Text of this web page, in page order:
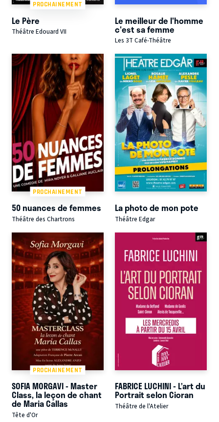
PROCHAINEMENT
Le Père
Théâtre Edouard VII
Le meilleur de l'homme
c'est sa femme
Les 3T Café-Théâtre
PROCHAINEMENT
50 nuances de femmes
Théâtre des Chartrons
La photo de mon pote
Théâtre Edgar
PROCHAINEMENT
SOFIA MORGAVI - Master
Class, la leçon de chant
de Maria Callas
Tête d'Or
FABRICE LUCHINI - L’art du
Portrait selon Cioran
Théâtre de l'Atelier